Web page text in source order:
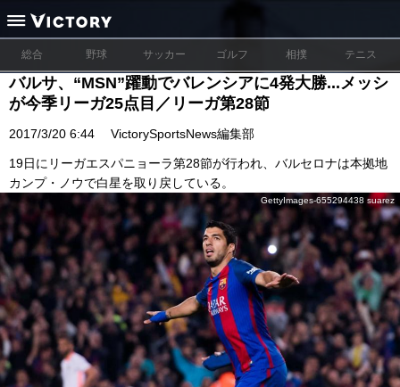
総合 野球 サッカー ゴルフ 相撲 テニス
バルサ、“MSN”躍動でバレンシアに4発大勝...メッシ
が今季リーガ25点目／リーガ第28節
2017/3/20 6:44 VictorySportsNews編集部
19日にリーガエスパニョーラ第28節が行われ、バルセロナは本拠地
カンプ・ノウで白星を取り戻している。
GettyImages-655294438 suarez